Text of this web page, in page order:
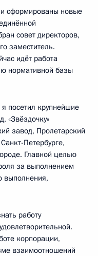
сформированы новые
совет директоров,
заместитель.
идёт работа
нормативной базы
посетил крупнейшие
«Звёздочку»
завод, Пролетарский
Петербурге,
Главной целью
за выполнением
выполнения,
работу
корпорации,
взаимоотношений